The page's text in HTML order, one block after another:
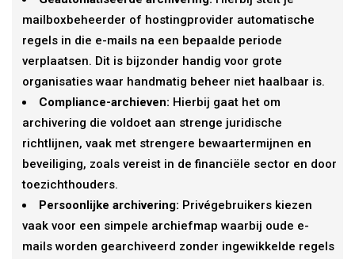
mailboxbeheerder of hostingprovider automatische
regels in die e-mails na een bepaalde periode
verplaatsen. Dit is bijzonder handig voor grote
organisaties waar handmatig beheer niet haalbaar is.
Compliance-archieven: Hierbij gaat het om
archivering die voldoet aan strenge juridische
richtlijnen, vaak met strengere bewaartermijnen en
beveiliging, zoals vereist in de financiële sector en door
toezichthouders.
Persoonlijke archivering: Privégebruikers kiezen
vaak voor een simpele archiefmap waarbij oude e-
mails worden gearchiveerd zonder ingewikkelde regels